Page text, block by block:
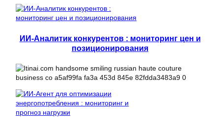
ИИ-Аналитик конкурентов : мониторинг цен и
позиционирования